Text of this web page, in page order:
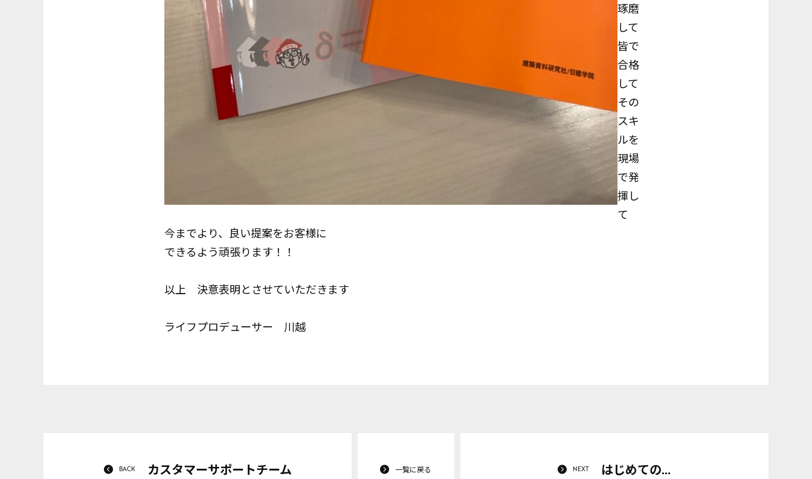
琢磨
して
皆で
合格
して
その
スキ
ルを
現場
で発
揮し
て
今までより、良い提案をお客様に
できるよう頑張ります！！
以上 決意表明とさせていただきます
ライフプロデューサー 川越
BACK カスタマーサポートチーム 一覧に戻る NEXT はじめての…